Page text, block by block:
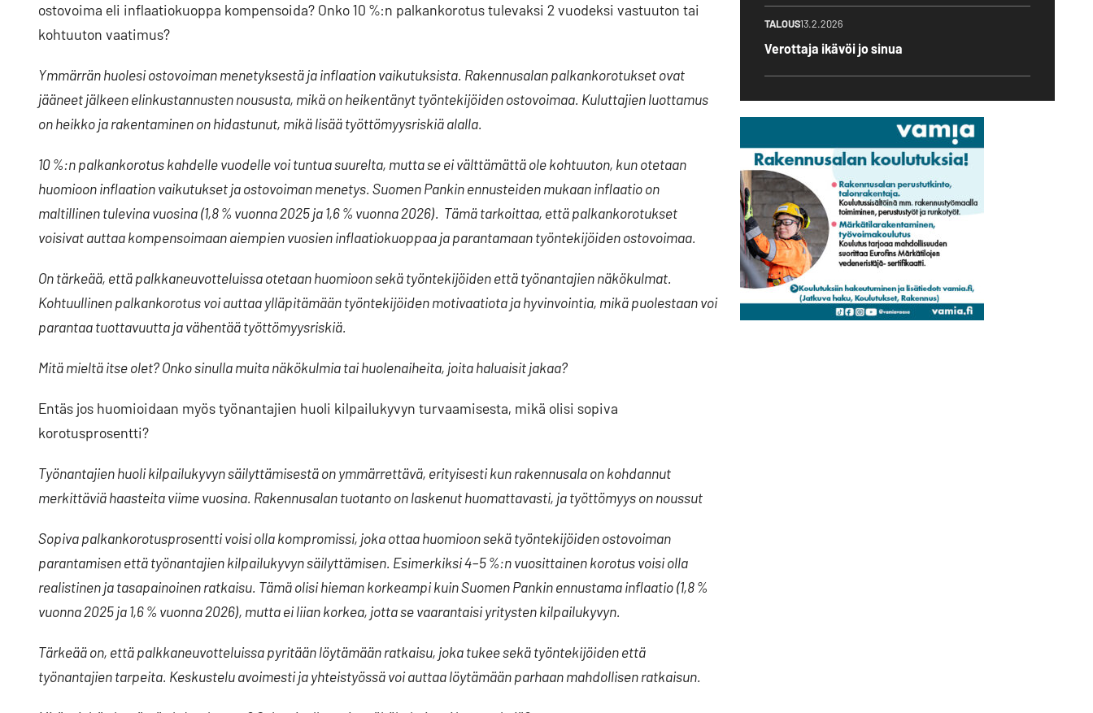
ostovoima eli inflaatiokuoppa kompensoida? Onko 10 %:n palkankorotus tulevaksi 2 vuodeksi vastuuton tai
kohtuuton vaatimus?
Ymmärrän huolesi ostovoiman menetyksestä ja inflaation vaikutuksista. Rakennusalan palkankorotukset ovat
jääneet jälkeen elinkustannusten noususta, mikä on heikentänyt työntekijöiden ostovoimaa. Kuluttajien luottamus
on heikko ja rakentaminen on hidastunut, mikä lisää työttömyysriskiä alalla.
10 %:n palkankorotus kahdelle vuodelle voi tuntua suurelta, mutta se ei välttämättä ole kohtuuton, kun otetaan
huomioon inflaation vaikutukset ja ostovoiman menetys. Suomen Pankin ennusteiden mukaan inflaatio on
maltillinen tulevina vuosina (1,8 % vuonna 2025 ja 1,6 % vuonna 2026). Tämä tarkoittaa, että palkankorotukset
voisivat auttaa kompensoimaan aiempien vuosien inflaatiokuoppaa ja parantamaan työntekijöiden ostovoimaa.
On tärkeää, että palkkaneuvotteluissa otetaan huomioon sekä työntekijöiden että työnantajien näkökulmat.
Kohtuullinen palkankorotus voi auttaa ylläpitämään työntekijöiden motivaatiota ja hyvinvointia, mikä puolestaan voi
parantaa tuottavuutta ja vähentää työttömyysriskiä.
Mitä mieltä itse olet? Onko sinulla muita näkökulmia tai huolenaiheita, joita haluaisit jakaa?
Entäs jos huomioidaan myös työnantajien huoli kilpailukyvyn turvaamisesta, mikä olisi sopiva
korotusprosentti?
Työnantajien huoli kilpailukyvyn säilyttämisestä on ymmärrettävä, erityisesti kun rakennusala on kohdannut
merkittäviä haasteita viime vuosina. Rakennusalan tuotanto on laskenut huomattavasti, ja työttömyys on noussut
Sopiva palkankorotusprosentti voisi olla kompromissi, joka ottaa huomioon sekä työntekijöiden ostovoiman
parantamisen että työnantajien kilpailukyvyn säilyttämisen. Esimerkiksi 4–5 %:n vuosittainen korotus voisi olla
realistinen ja tasapainoinen ratkaisu. Tämä olisi hieman korkeampi kuin Suomen Pankin ennustama inflaatio (1,8 %
vuonna 2025 ja 1,6 % vuonna 2026), mutta ei liian korkea, jotta se vaarantaisi yritysten kilpailukyvyn.
Tärkeää on, että palkkaneuvotteluissa pyritään löytämään ratkaisu, joka tukee sekä työntekijöiden että
työnantajien tarpeita. Keskustelu avoimesti ja yhteistyössä voi auttaa löytämään parhaan mahdollisen ratkaisun.
TALOUS13.2.2026
Verottaja ikävöi jo sinua